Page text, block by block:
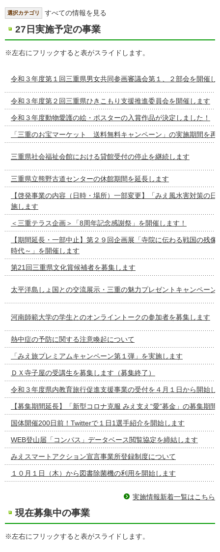
選択カテゴリ すべての情報を見る
27日実施予定の事業
※左右にフリックすると表がスライドします。
令和３年度第１回三重県男女共同参画審議会第１、２部会を開催し
令和３年度第２回三重県ひきこもり支援推進委員会を開催します
令和３年度動物愛護の絵・ポスターの入賞作品が決定しました！
「三重のお宝マーケット 送料無料キャンペーン」の実施期間を再
三重県社会福祉会館における貸館受付の停止を継続します
三重県立熊野古道センターの休館期間を延長します
【啓発事業の内容（日時・場所）一部変更】「みえ風水害対策の
施します
＜三重テラス企画＞「8周年記念感謝祭」を開催します！
【期間延長・一部中止】第２９回企画展「寺院に伝わる戦国の残
時代～」を開催します
第21回三重県文化賞候補者を募集します
太平洋島しょ国との交流展示・三重の魅力プレゼントキャンペーン
河南師範大学の学生とのオンライントークの参加者を募集します
熱中症の予防に関する注意喚起について
「みえ旅プレミアムキャンペーン第１弾」を実施します
ＤＸ寺子屋の受講生を募集します（募集終了）
令和３年度県内教育旅行促進支援事業の受付を４月１日から開始し
【募集期間延長】「新型コロナ克服 みえ支え“愛”募金」の募集期
国体開催200日前！Twitterで１日1選手紹介を開始します
WEB登山届「コンパス」データベース閲覧協定を締結します
みえスマートアクション宣言事業所登録制度について
１０月１日（木）から図書除菌機の利用を開始します
実施情報新着一覧はこちら
現在募集中の事業
※左右にフリックすると表がスライドします。